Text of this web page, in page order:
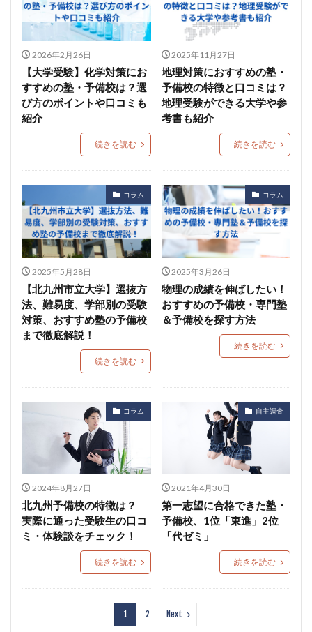
2026年2月26日
【大学受験】化学対策にお
すすめの塾・予備校は？選
び方のポイントや口コミも
紹介
続きを読む
2025年11月27日
地理対策におすすめの塾・
予備校の特徴と口コミは？
地理受験ができる大学や参
考書も紹介
続きを読む
コラム
2025年5月28日
【北九州市立大学】選抜方
法、難易度、学部別の受験
対策、おすすめ塾の予備校
まで徹底解説！
続きを読む
コラム
2025年3月26日
物理の成績を伸ばしたい！
おすすめの予備校・専門塾
＆予備校を探す方法
続きを読む
コラム
2024年8月27日
北九州予備校の特徴は？
実際に通った受験生の口コ
ミ・体験談をチェック！
続きを読む
自主調査
2021年4月30日
第一志望に合格できた塾・
予備校、1位「東進」2位
「代ゼミ」
続きを読む
1 2 Next